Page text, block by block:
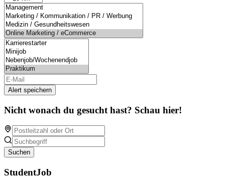
Alert speichern
Nicht wonach du gesucht hast? Schau hier!
Suchen
StudentJob